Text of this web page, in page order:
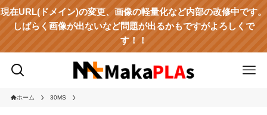
現在URL(ドメイン)の変更、画像の軽量化など内部の改修中です。
しばらく画像が出ないなど問題が出るかもですがよろしくで
す！！
ホーム 30MS